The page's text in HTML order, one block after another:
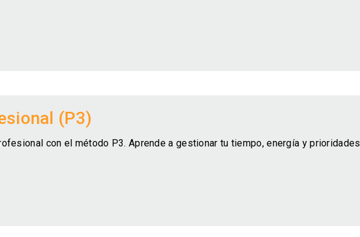
(P3)
con el método P3. Aprende a gestionar tu tiempo, energía y prioridades